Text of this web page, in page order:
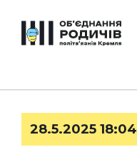
28.5.2025 18:04